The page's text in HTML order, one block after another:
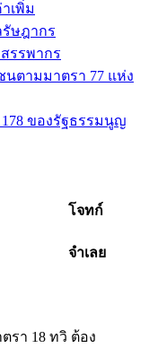
เพิ่ม
ษฎากร
รรพากร
ตามมาตรา 77 แห่ง
ของรัฐธรรมนูญ
โจทก์
จำเลย
รา 18 ทวิ ต้อง